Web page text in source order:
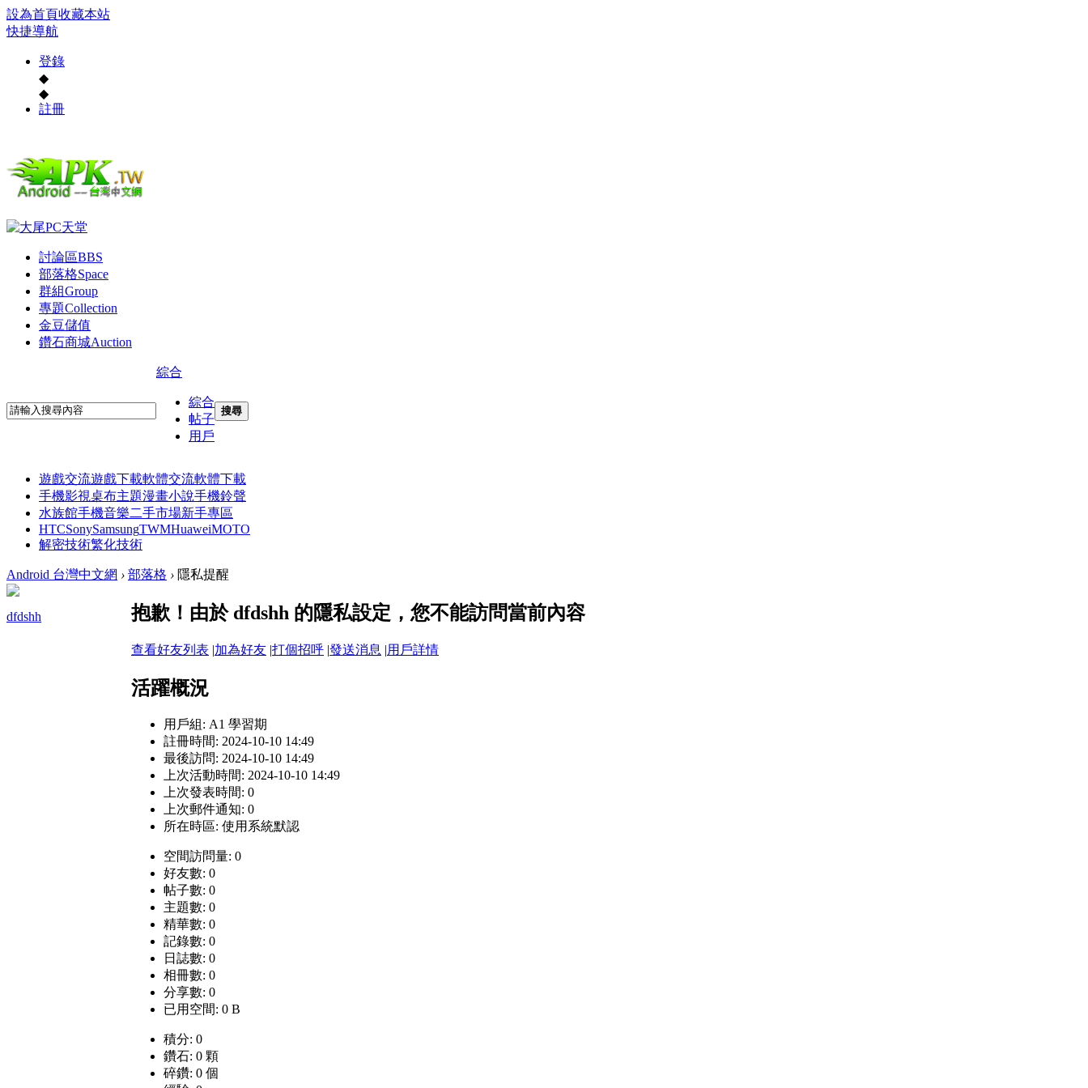
設為首頁收藏本站
快捷導航
登錄
◆
◆
註冊
討論區BBS
部落格Space
群組Group
專題Collection
金豆儲值
鑽石商城Auction
綜合
綜合
帖子
用戶
搜尋
遊戲交流遊戲下載軟體交流軟體下載
手機影視桌布主題漫畫小說手機鈴聲
水族館手機音樂二手市場新手專區
HTCSonySamsungTWMHuaweiMOTO
解密技術繁化技術
Android 台灣中文網 › 部落格 › 隱私提醒
dfdshh 抱歉！由於 dfdshh 的隱私設定，您不能訪問當前內容
查看好友列表 |加為好友 |打個招呼 |發送消息 |用戶詳情
活躍概況
用戶組: A1 學習期
註冊時間: 2024-10-10 14:49
最後訪問: 2024-10-10 14:49
上次活動時間: 2024-10-10 14:49
上次發表時間: 0
上次郵件通知: 0
所在時區: 使用系統默認
空間訪問量: 0
好友數: 0
帖子數: 0
主題數: 0
精華數: 0
記錄數: 0
日誌數: 0
相冊數: 0
分享數: 0
已用空間: 0 B
積分: 0
鑽石: 0 顆
碎鑽: 0 個